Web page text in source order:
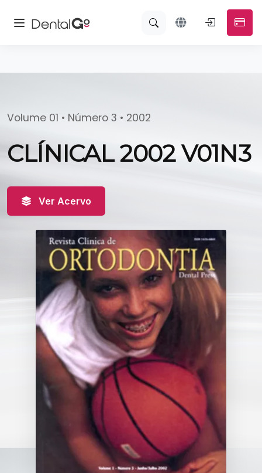
Volume 01 • Número 3 • 2002
CLÍNICAL 2002 V01N3
Ver Acervo